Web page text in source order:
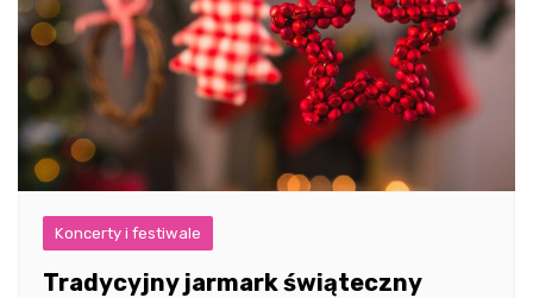
Koncerty i festiwale
Tradycyjny jarmark świąteczny